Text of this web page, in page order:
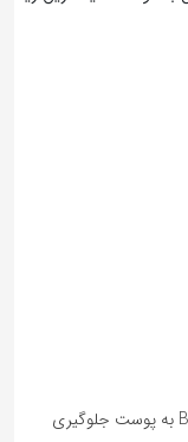
SPF 50: تقریبا 98 درصد از نفوذ اشعه فرابنفش B به پوست جلوگیری